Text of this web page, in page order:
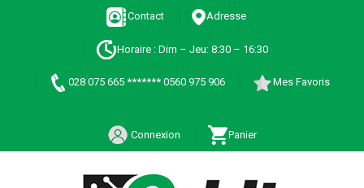
Contact Adresse
Horaire : Dim – Jeu: 8:30 – 16:30
028 075 665 ******* 0560 975 906 Mes Favoris
Connexion Panier